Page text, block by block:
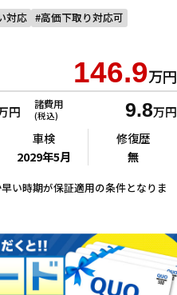
対応
高価下取り対応可
146.9万円
円 諸費用
(税込) 9.8万円
い時期が保証適用の条件となりま
車検
2029年5月
修復歴
無